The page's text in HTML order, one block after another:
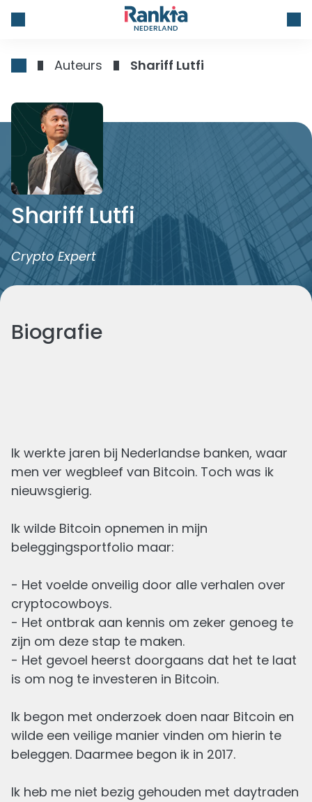
NEDERLAND
Auteurs Shariff Lutfi
Shariff Lutfi
Crypto Expert
Biografie
Ik werkte jaren bij Nederlandse banken, waar
men ver wegbleef van Bitcoin. Toch was ik
nieuwsgierig.
Ik wilde Bitcoin opnemen in mijn
beleggingsportfolio maar:
- Het voelde onveilig door alle verhalen over
cryptocowboys.
- Het ontbrak aan kennis om zeker genoeg te
zijn om deze stap te maken.
- Het gevoel heerst doorgaans dat het te laat
is om nog te investeren in Bitcoin.
Ik begon met onderzoek doen naar Bitcoin en
wilde een veilige manier vinden om hierin te
beleggen. Daarmee begon ik in 2017.
Ik heb me niet bezig gehouden met daytraden
Brand new day ervaringen
Geschreven
8 SEP, 2025 16 min leestijd